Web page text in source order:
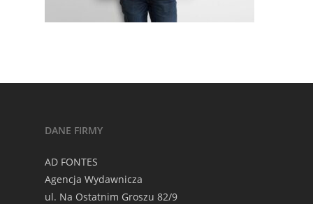
DANE FIRMY
AD FONTES
Agencja Wydawnicza
ul. Na Ostatnim Groszu 82/9